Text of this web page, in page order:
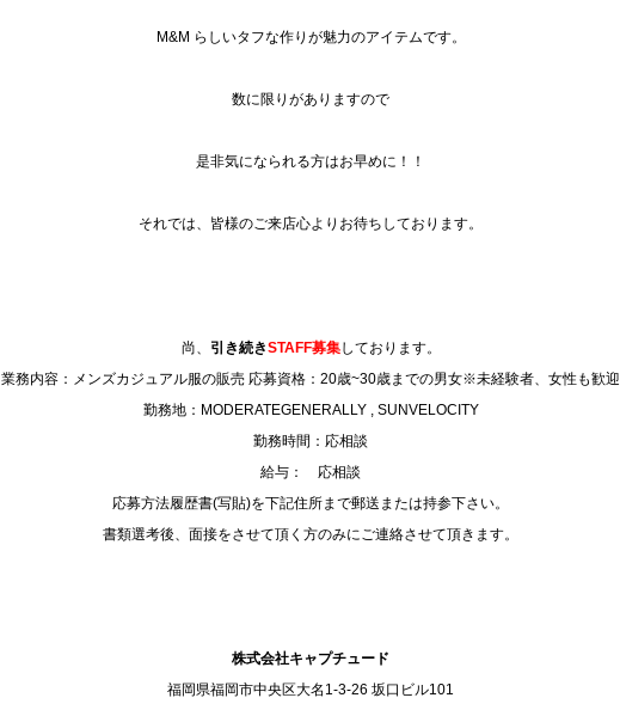
M&M らしいタフな作りが魅力のアイテムです。
数に限りがありますので
是非気になられる方はお早めに！！
それでは、皆様のご来店心よりお待ちしております。
尚、 引き続きSTAFF募集しております。
業務内容：メンズカジュアル服の販売 応募資格：20歳~30歳までの男女※未経験者、女性も歓迎
勤務地：MODERATEGENERALLY , SUNVELOCITY
勤務時間：応相談
給与： 応相談
応募方法履歴書(写貼)を下記住所まで郵送または持参下さい。
書類選考後、面接をさせて頂く方のみにご連絡させて頂きます。
株式会社キャプチュード
福岡県福岡市中央区大名1-3-26 坂口ビル101